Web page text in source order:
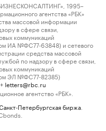
1995–
агентства «РБК»
массовой информации
в сфере связи,
коммуникаций
ИА №ФС77-63848) и сетевого
средства массовой
по надзору в сфере связи,
коммуникаций
ЭЛ №ФС77-82385)
letters@rbc.ru
агентство «РБК».
Петербургская биржа